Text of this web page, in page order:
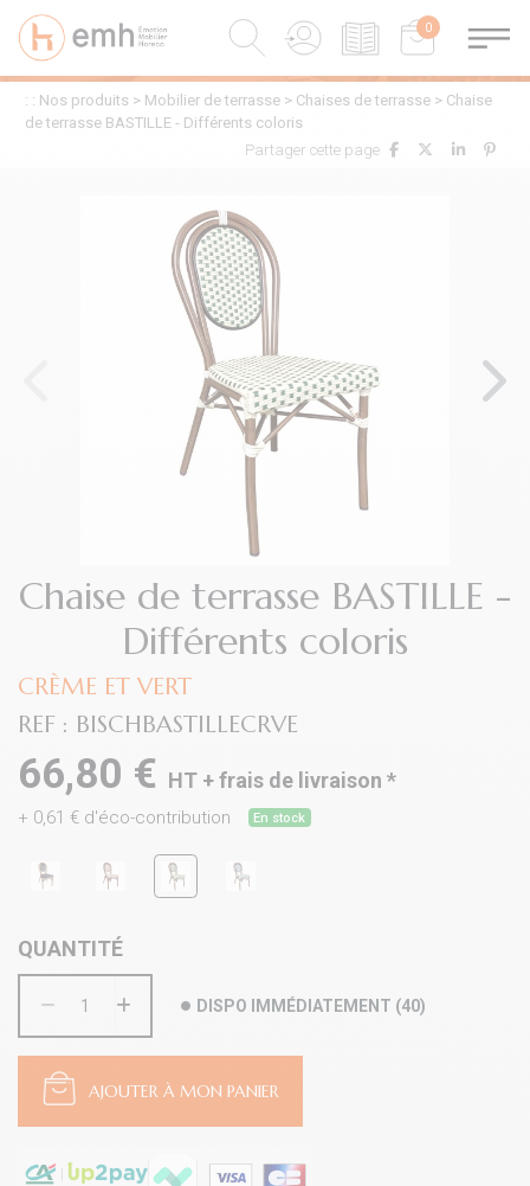
0
0
: : Nos produits > Mobilier de terrasse > Chaises de terrasse > Chaise
de terrasse BASTILLE - Différents coloris
Partager cette page
Chaise de terrasse BASTILLE -
Différents coloris
CRÈME ET VERT
REF : BISCHBASTILLECRVE
66,80 € HT +frais de livraison *
+ 0,61 € d'éco-contribution En stock
QUANTITÉ
DISPO IMMÉDIATEMENT (40)
AJOUTER À MON PANIER